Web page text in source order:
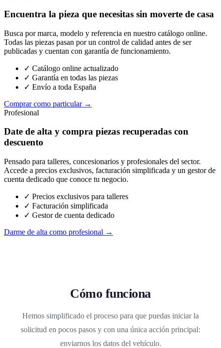
Encuentra la pieza que necesitas sin moverte de casa
Busca por marca, modelo y referencia en nuestro catálogo online.
Todas las piezas pasan por un control de calidad antes de ser
publicadas y cuentan con garantía de funcionamiento.
✓ Catálogo online actualizado
✓ Garantía en todas las piezas
✓ Envío a toda España
Comprar como particular →
Profesional
Date de alta y compra piezas recuperadas con
descuento
Pensado para talleres, concesionarios y profesionales del sector.
Accede a precios exclusivos, facturación simplificada y un gestor de
cuenta dedicado que conoce tu negocio.
✓ Precios exclusivos para talleres
✓ Facturación simplificada
✓ Gestor de cuenta dedicado
Darme de alta como profesional →
Cómo funciona
Hemos simplificado el proceso para que puedas iniciar la
solicitud en pocos pasos y con una única acción principal:
enviarnos los datos del vehículo.